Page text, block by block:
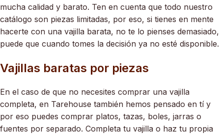
mucha calidad y barato. Ten en cuenta que todo nuestro
catálogo son piezas limitadas, por eso, si tienes en mente
hacerte con una vajilla barata, no te lo pienses demasiado,
puede que cuando tomes la decisión ya no esté disponible.
Vajillas baratas por piezas
En el caso de que no necesites comprar una vajilla
completa, en Tarehouse también hemos pensado en tí y
por eso puedes comprar platos, tazas, boles, jarras o
fuentes por separado. Completa tu vajilla o haz tu propia